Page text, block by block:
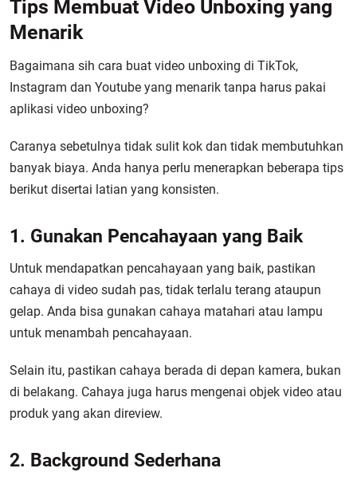
Tips Membuat Video Unboxing yang
Menarik
Bagaimana sih cara buat video unboxing di TikTok,
Instagram dan Youtube yang menarik tanpa harus pakai
aplikasi video unboxing?
Caranya sebetulnya tidak sulit kok dan tidak membutuhkan
banyak biaya. Anda hanya perlu menerapkan beberapa tips
berikut disertai latian yang konsisten.
1. Gunakan Pencahayaan yang Baik
Untuk mendapatkan pencahayaan yang baik, pastikan
cahaya di video sudah pas, tidak terlalu terang ataupun
gelap. Anda bisa gunakan cahaya matahari atau lampu
untuk menambah pencahayaan.
Selain itu, pastikan cahaya berada di depan kamera, bukan
di belakang. Cahaya juga harus mengenai objek video atau
produk yang akan direview.
2. Background Sederhana